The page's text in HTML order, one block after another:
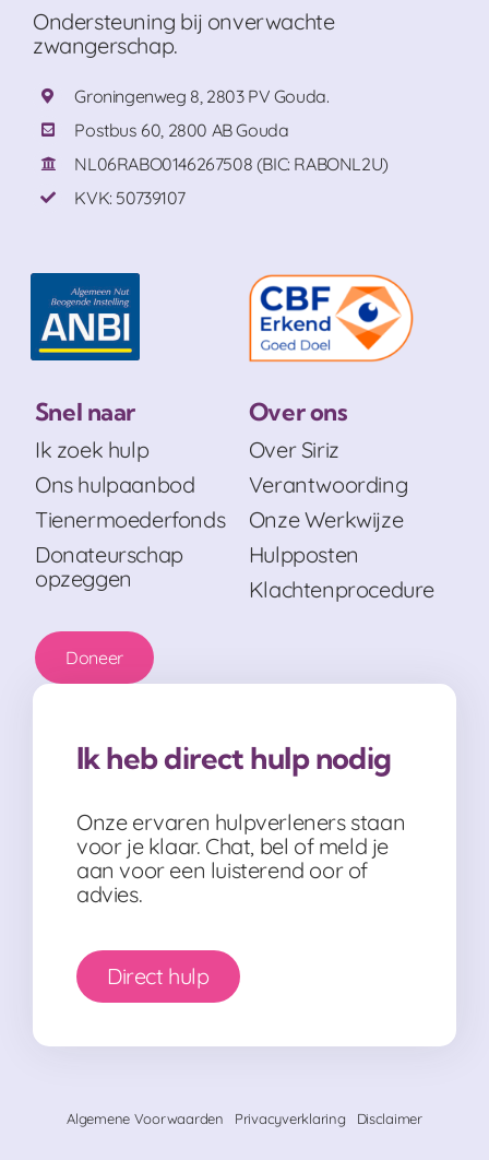
Ondersteuning bij onverwachte
zwangerschap.
Groningenweg 8, 2803 PV Gouda.
Postbus 60, 2800 AB Gouda
NL06RABO0146267508 (BIC: RABONL2U)
KVK: 50739107
Snel naar
Ik zoek hulp
Ons hulpaanbod
Tienermoederfonds
Donateurschap
opzeggen
Doneer
Over ons
Over Siriz
Verantwoording
Onze Werkwijze
Hulpposten
Klachtenprocedure
Ik heb direct hulp nodig
Onze ervaren hulpverleners staan
voor je klaar. Chat, bel of meld je
aan voor een luisterend oor of
advies.
Direct hulp
Algemene Voorwaarden Privacyverklaring Disclaimer